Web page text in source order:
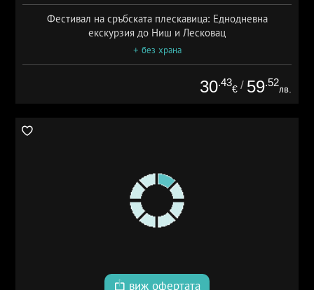
Фестивал на сръбската плескавица: Еднодневна
екскурзия до Ниш и Лесковац
+ без храна
30.43
€ / 59.52
лв.
виж офертата